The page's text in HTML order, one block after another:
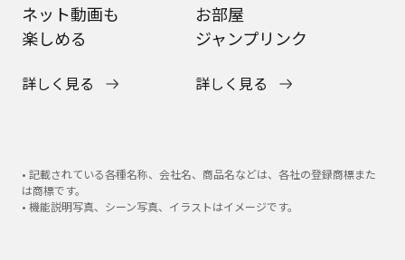
ネット動画も
楽しめる
詳しく見る
お部屋
ジャンプリンク
詳しく見る
• 記載されている各種名称、会社名、商品名などは、各社の登録商標また
は商標です。
• 機能説明写真、シーン写真、イラストはイメージです。